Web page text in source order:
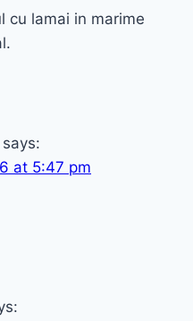
cu lamai in marime
says:
at 5:47 pm